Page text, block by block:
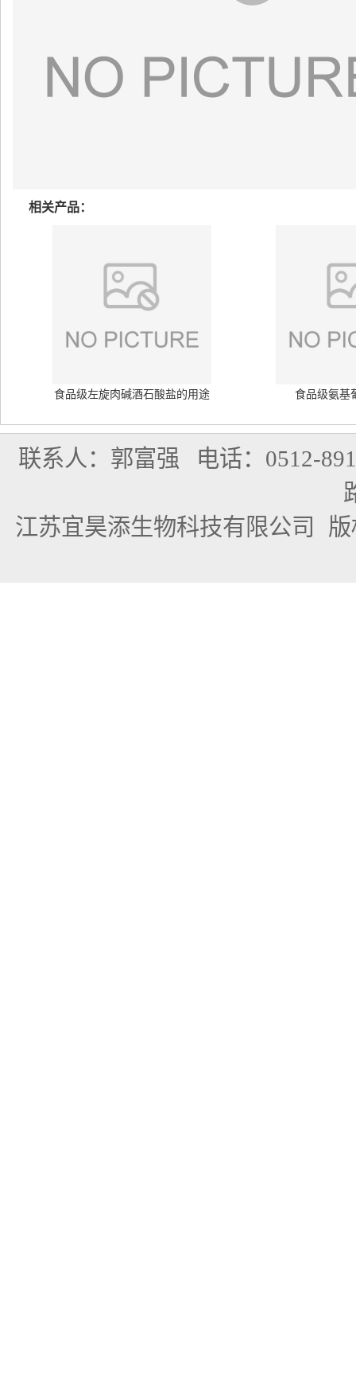
相关产品：
食品级左旋肉碱酒石酸盐的用途 食品级氨基
联系人：郭富强 电话：0512-
江苏宜昊添生物科技有限公司